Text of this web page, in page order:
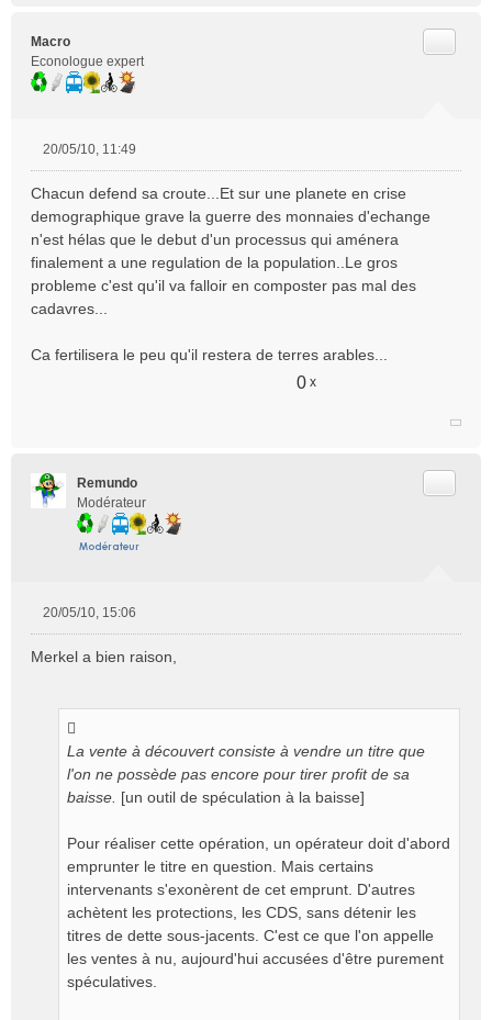
Macro
Econologue expert
s
s
a
g
e
l
20/05/10, 11:49
Chacun defend sa croute...Et sur une planete en crise
demographique grave la guerre des monnaies d'echange
n'est hélas que le debut d'un processus qui aménera
finalement a une regulation de la population..Le gros
probleme c'est qu'il va falloir en composter pas mal des
cadavres...
Ca fertilisera le peu qu'il restera de terres arables...
0 x
Remundo
Modérateur
s
20/05/10, 15:06
Merkel a bien raison,
La vente à découvert consiste à vendre un titre que
l'on ne possède pas encore pour tirer profit de sa
baisse. [un outil de spéculation à la baisse]
Pour réaliser cette opération, un opérateur doit d'abord
emprunter le titre en question. Mais certains
intervenants s'exonèrent de cet emprunt. D'autres
achètent les protections, les CDS, sans détenir les
titres de dette sous-jacents. C'est ce que l'on appelle
les ventes à nu, aujourd'hui accusées d'être purement
spéculatives.